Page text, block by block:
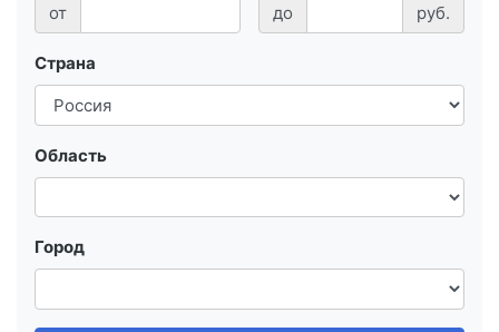
от
до руб.
Страна
Область
Город